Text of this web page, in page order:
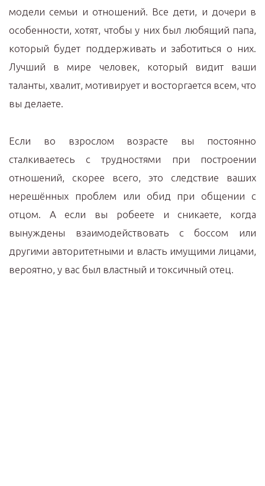
модели семьи и отношений. Все дети, и дочери в
особенности, хотят, чтобы у них был любящий папа,
который будет поддерживать и заботиться о них.
Лучший в мире человек, который видит ваши
таланты, хвалит, мотивирует и восторгается всем, что
вы делаете.
Если во взрослом возрасте вы постоянно
сталкиваетесь с трудностями при построении
отношений, скорее всего, это следствие ваших
нерешённых проблем или обид при общении с
отцом. А если вы робеете и сникаете, когда
вынуждены взаимодействовать с боссом или
другими авторитетными и власть имущими лицами,
вероятно, у вас был властный и токсичный отец.